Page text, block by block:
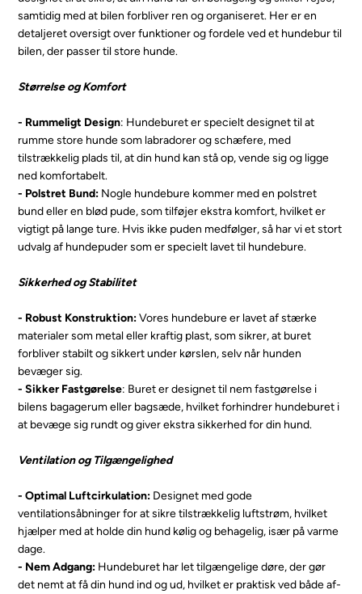
samtidig med at bilen forbliver ren og organiseret. Her er en
detaljeret oversigt over funktioner og fordele ved et hundebur til
bilen, der passer til store hunde.
Størrelse og Komfort
- Rummeligt Design: Hundeburet er specielt designet til at
rumme store hunde som labradorer og schæfere, med
tilstrækkelig plads til, at din hund kan stå op, vende sig og ligge
ned komfortabelt.
- Polstret Bund: Nogle hundebure kommer med en polstret
bund eller en blød pude, som tilføjer ekstra komfort, hvilket er
vigtigt på lange ture. Hvis ikke puden medfølger, så har vi et stort
udvalg af hundepuder som er specielt lavet til hundebure.
Sikkerhed og Stabilitet
- Robust Konstruktion:Vores hundebure er lavet af stærke
materialer som metal eller kraftig plast, som sikrer, at buret
forbliver stabilt og sikkert under kørslen, selv når hunden
bevæger sig.
- Sikker Fastgørelse: Buret er designet til nem fastgørelse i
bilens bagagerum eller bagsæde, hvilket forhindrer hundeburet i
at bevæge sig rundt og giver ekstra sikkerhed for din hund.
Ventilation og Tilgængelighed
- Optimal Luftcirkulation: Designet med gode
ventilationsåbninger for at sikre tilstrækkelig luftstrøm, hvilket
hjælper med at holde din hund kølig og behagelig, især på varme
dage.
- Nem Adgang: Hundeburet har let tilgængelige døre, der gør
det nemt at få din hund ind og ud, hvilket er praktisk ved både af-